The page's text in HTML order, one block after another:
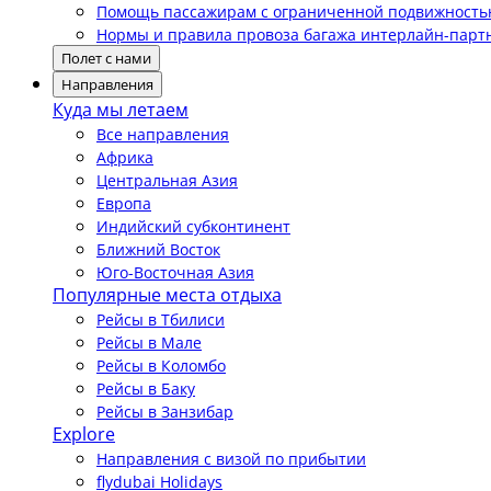
Помощь пассажирам с ограниченной
Нормы и правила провоза багажа интерлайн-
Полет с нами
Направления
Куда мы летаем
Все направления
Африка
Центральная Азия
Европа
Индийский субконтинент
Ближний Восток
Юго-Восточная Азия
Популярные места отдыха
Рейсы в Тбилиси
Рейсы в Мале
Рейсы в Коломбо
Рейсы в Баку
Рейсы в Занзибар
Explore
Направления с визой по прибытии
flydubai Holidays